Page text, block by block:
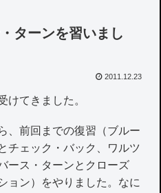
ターンを習いまし
2011.12.23
てきました。
、前回までの復習（ブルー
チェック・バック、ワルツ
ース・ターンとクローズ
ョン）をやりました。なに